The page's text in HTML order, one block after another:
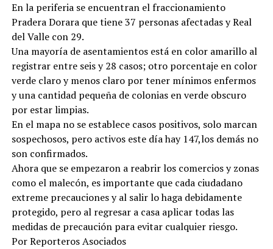
En la periferia se encuentran el fraccionamiento
Pradera Dorara que tiene 37 personas afectadas y Real
del Valle con 29.
Una mayoría de asentamientos está en color amarillo al
registrar entre seis y 28 casos; otro porcentaje en color
verde claro y menos claro por tener mínimos enfermos
y una cantidad pequeña de colonias en verde obscuro
por estar limpias.
En el mapa no se establece casos positivos, solo marcan
sospechosos, pero activos este día hay 147,los demás no
son confirmados.
Ahora que se empezaron a reabrir los comercios y zonas
como el malecón, es importante que cada ciudadano
extreme precauciones y al salir lo haga debidamente
protegido, pero al regresar a casa aplicar todas las
medidas de precaución para evitar cualquier riesgo.
Por Reporteros Asociados